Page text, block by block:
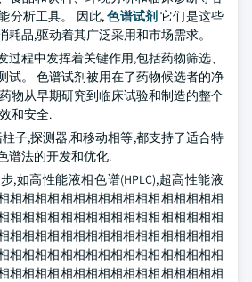
分析工具。 因此,色谱试剂它们是这些
耗品,驱动着其广泛采用和市场需求。
过程中发挥着关键作用,包括药物筛选、
试。 色谱试剂被用在了药物候选者的净
物从早期研究到临床试验和制造的整个
和安全.
子,探测器,和移动相等,都支持了适合特
谱法的开发和优化.
,如高性能液相色谱(HPLC),超高性能液
相相相相相相相相相相相相相相相相相
相相相相相相相相相相相相相相相相相
相相相相相相相相相相相相相相相相相
相相相相相相相相相相相相相相相相相
相相相相相相相相相相相相相相相相相